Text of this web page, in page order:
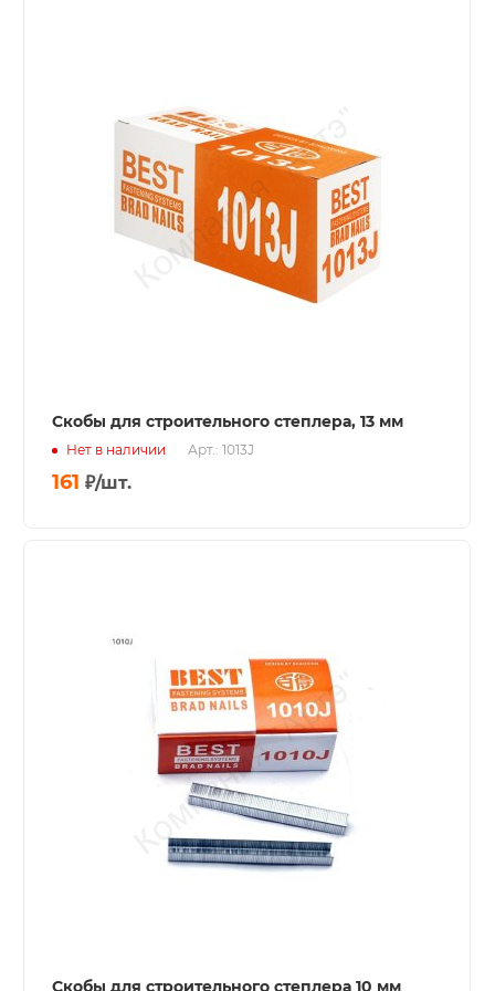
Скобы для строительного степлера, 13 мм
Нет в наличии Арт.: 1013J
161 ₽/шт.
Скобы для строительного степлера 10 мм